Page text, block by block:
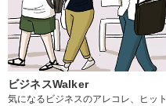
ビジネスWalker
気になるビジネスのアレコレ、ヒット